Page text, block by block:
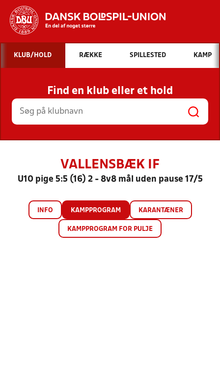
Hvad vil du søge efter?
INDHOLD OG NYHEDER
STILLINGER, RESULTATER, KLUBBER OG
HOLD
KLUB/HOLD RÆKKE SPILLESTED KAMP
Find en klub eller et hold
VALLENSBÆK IF
U10 pige 5:5 (16) 2 - 8v8 mål uden pause 17/5
INFO KAMPPROGRAM KARANTÆNER
KAMPPROGRAM FOR PULJE